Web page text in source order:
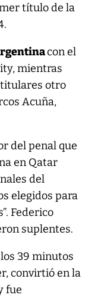
título de la
con el
mientras
titulares otro
Acuña,
del penal que
en Qatar
del
elegidos para
Federico
suplentes.
39 minutos
convirtió en la
fue